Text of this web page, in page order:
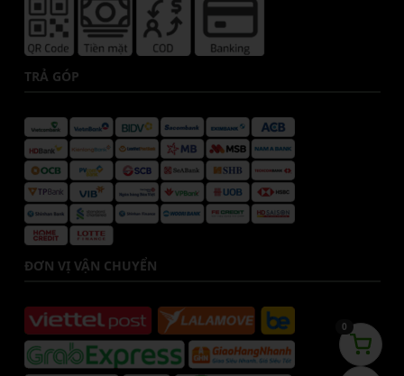
TRẢ GÓP
ĐƠN VỊ VẬN CHUYỂN
0